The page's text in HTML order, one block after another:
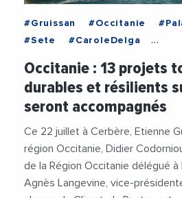
#Gruissan #Occitanie
#Sete
#CaroleDelga
#Gruissan
#Littoral
#Nautisme
#Occitanie
#PlanLittoral21
Occitanie : 13 projets
durables et résilients
seront accompagnés
Ce 22 juillet à Cerbère, Etienne
région Occitanie, Didier
de la Région Occitanie délégué
Agnès Langevine, vice-